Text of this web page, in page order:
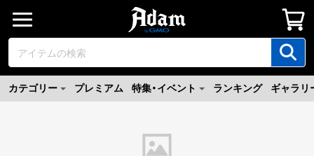
カテゴリー プレミアム 特集・イベント ランキング ギャラリ